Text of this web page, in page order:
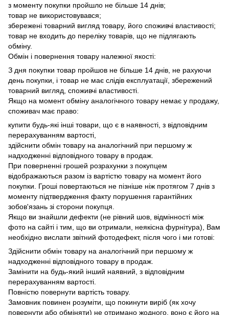
з моменту покупки пройшло не більше 14 днів;
товар не використовувався;
збережені товарний вигляд товару, його споживчі властивості;
товар не входить до переліку товарів, що не підлягають
обміну.
Обмін і повернення товару належної якості:
З дня покупки товар пройшов не більше 14 днів, не рахуючи
день покупки, і товар не має слідів експлуатації, збережений
товарний вигляд, споживчі властивості.
Якщо на момент обміну аналогічного товару немає у продажу,
споживач має право:
купити будь-які інші товари, що є в наявності, з відповідним
перерахуванням вартості,
здійснити обмін товару на аналогічний при першому ж
надходженні відповідного товару в продаж.
При поверненні грошей розрахунки з покупцем
відображаються разом із вартістю товару на момент його
покупки. Гроші повертаються не пізніше ніж протягом 7 днів з
моменту підтвердження факту порушення гарантійних
зобов'язань зі сторони покупця.
Якщо ви знайшли дефекти (не рівний шов, відмінності між
фото на сайті і тим, що ви отримали, неякісна фурнітура), Вам
необхідно вислати звітний фотодефект, після чого і ми готові:
Здійснити обмін товару на аналогічний при першому ж
надходженні відповідного товару в продаж.
Замінити на будь-який інший наявний, з відповідним
перерахуванням вартості.
Повністю повернути вартість товару.
Замовник повинен розуміти, що покинути виріб (як хочу
повернути або обміняти) не отримано жодного, воно є його на